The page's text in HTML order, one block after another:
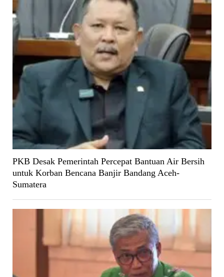
PKB Desak Pemerintah Percepat Bantuan Air Bersih
untuk Korban Bencana Banjir Bandang Aceh-
Sumatera